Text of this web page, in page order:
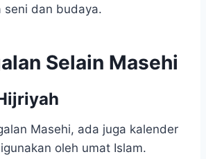
seni dan budaya.
Selain Masehi
Masehi, ada juga kalender
oleh umat Islam.